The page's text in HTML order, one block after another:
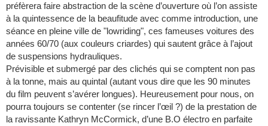
préfèrera faire abstraction de la scène d’ouverture où l’on assiste
à la quintessence de la beaufitude avec comme introduction, une
séance en pleine ville de "lowriding", ces fameuses voitures des
années 60/70 (aux couleurs criardes) qui sautent grâce à l’ajout
de suspensions hydrauliques.
Prévisible et submergé par des clichés qui se comptent non pas
à la tonne, mais au quintal (autant vous dire que les 90 minutes
du film peuvent s’avérer longues). Heureusement pour nous, on
pourra toujours se contenter (se rincer l’œil ?) de la prestation de
la ravissante Kathryn McCormick, d’une B.O électro en parfaite